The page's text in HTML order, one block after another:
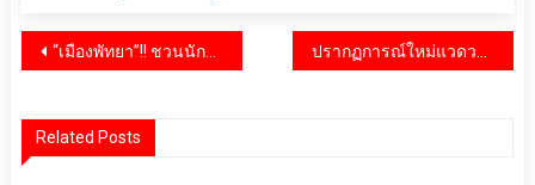
แนะแนว
“เมืองพัทยา”!! ชวนนักท่องเที่ยวสาดความมันส์ !! เนรมิตงานวันไหลเมืองพัทยา ให้เป็นเทศกาลดนตรีสุดยิ่งใหญ่แห่งปี ดีเดย์ 19 เมษายน 2024 ปรากฏการณ์ใหม่แวดวงแฟชั่น! การร่วมมือกันระหว่างดีไซน์เนอร์และเอไอ จากแบรนด์ “แดปเปอร์” คอลเลกชั่น Drafted by AI แรงบันดาลใจจากภาพภูมิทัศน์ธรรมชาติที่ถ่ายทอดสู่เสื้อผ้าที่เต็มไปด้วยจินตนาการอันไร้ขีดจำกัด
Related Posts